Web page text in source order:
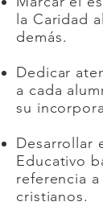
la Caridad
demás.
Dedicar
a cada
su
Desarrollar
Educativo
referencia
cristianos.